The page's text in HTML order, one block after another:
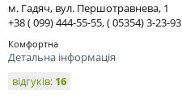
м. Гадяч, вул. Першотравнева, 1
+38 ( 099) 444-55-55, ( 05354) 3-23-93
Комфортна
Детальна інформація
відгуків: 16